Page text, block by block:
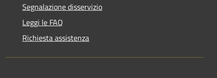
Segnalazione disservizio
Leggi le FAQ
Richiesta assistenza